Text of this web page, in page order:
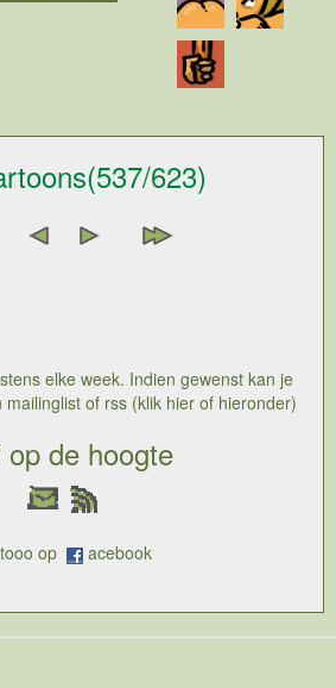
623)
elke week. Indien gewenst kan je
of rss (klik hier of hieronder)
op de hoogte
op acebook